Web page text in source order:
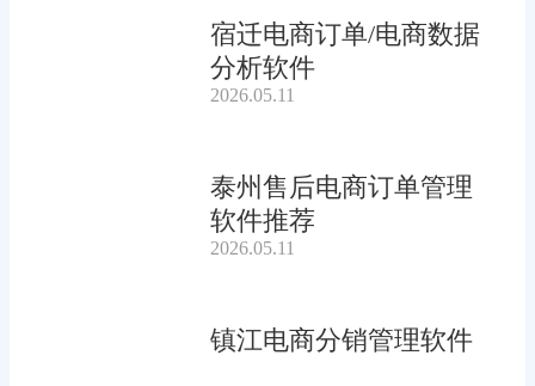
宿迁电商订单/电商数据
分析软件
2026.05.11
泰州售后电商订单管理
软件推荐
2026.05.11
镇江电商分销管理软件